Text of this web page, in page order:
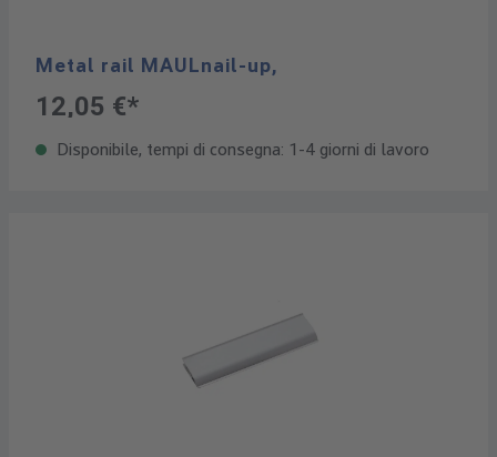
Metal rail MAULnail-up,
12,05 €*
Disponibile, tempi di consegna: 1-4 giorni di lavoro